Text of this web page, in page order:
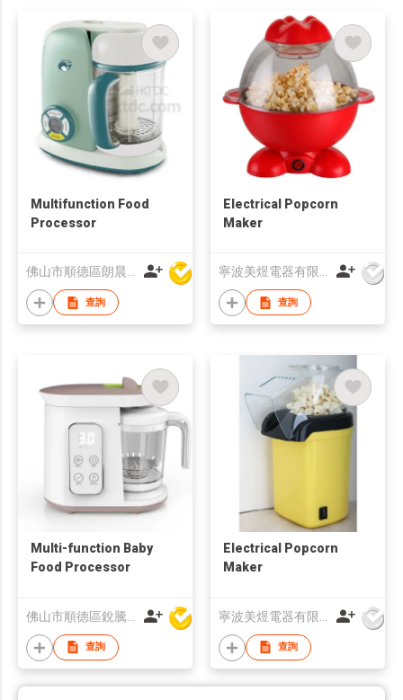
Multifunction Food
Processor
佛山市順德區朗晨電器製造有限公司
查詢
Electrical Popcorn
Maker
寧波美煜電器有限公司
查詢
Multi-function Baby
Food Processor
查詢
Electrical Popcorn
Maker
查詢